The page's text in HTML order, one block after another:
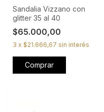
Sandalia Vizzano con
glitter 35 al 40
$65.000,00
3 x $21.666,67 sin interés
Comprar